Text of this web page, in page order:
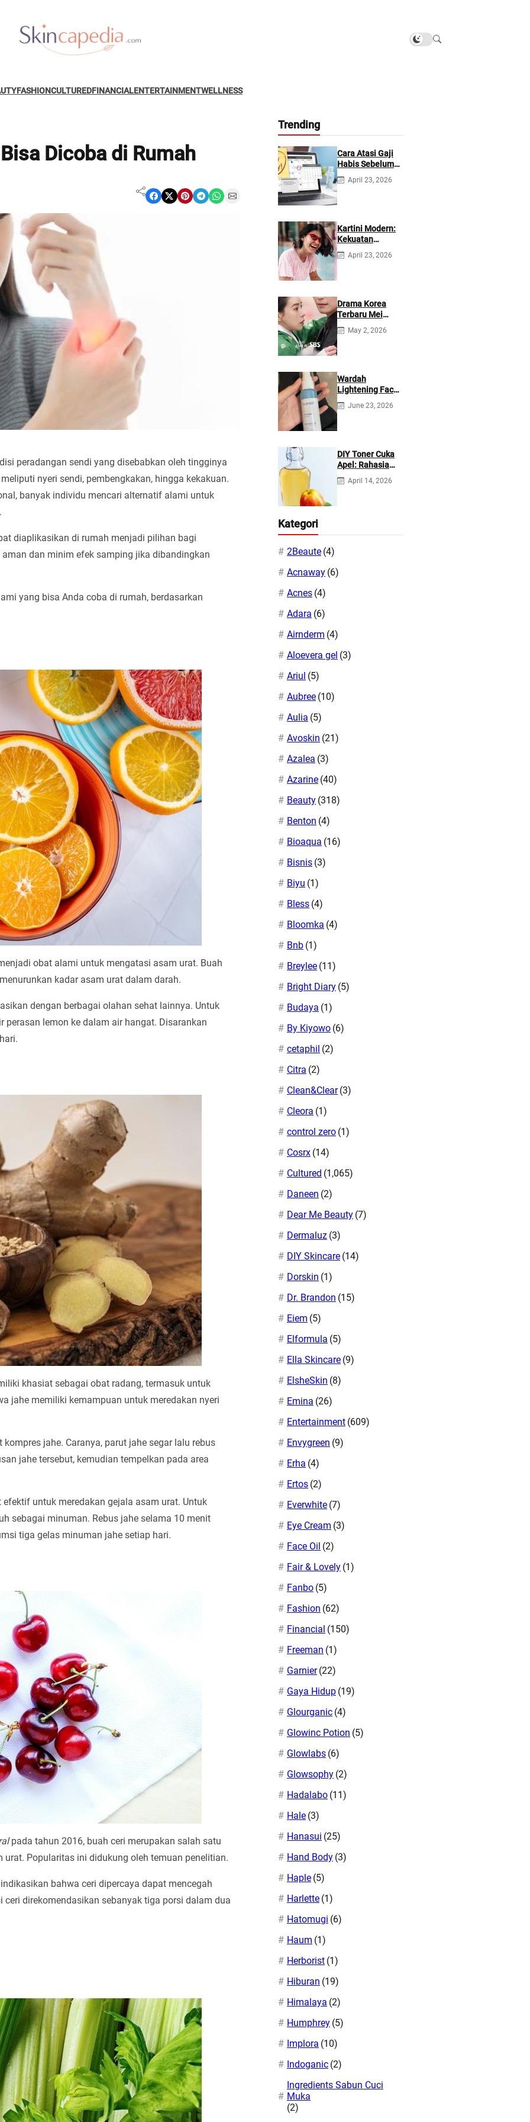
FASHIONCULTUREDFINANCIALENTERTAINMENTWELLNESS
Dicoba di Rumah
Share on Facebook Share on X Share on Pinterest Share on Telegram Share on WhatsApp Share on Email
peradangan sendi yang disebabkan oleh tingginya
nyeri sendi, pembengkakan, hingga kekakuan.
banyak individu mencari alternatif alami untuk
diaplikasikan di rumah menjadi pilihan bagi
dan minim efek samping jika dibandingkan
yang bisa Anda coba di rumah, berdasarkan
obat alami untuk mengatasi asam urat. Buah
kadar asam urat dalam darah.
dengan berbagai olahan sehat lainnya. Untuk
lemon ke dalam air hangat. Disarankan
khasiat sebagai obat radang, termasuk untuk
jahe memiliki kemampuan untuk meredakan nyeri
jahe. Caranya, parut jahe segar lalu rebus
jahe tersebut, kemudian tempelkan pada area
untuk meredakan gejala asam urat. Untuk
sebagai minuman. Rebus jahe selama 10 menit
tiga gelas minuman jahe setiap hari.
pada tahun 2016, buah ceri merupakan salah satu
Popularitas ini didukung oleh temuan penelitian.
bahwa ceri dipercaya dapat mencegah
direkomendasikan sebanyak tiga porsi dalam dua
Trending
Cara Atasi Gaji
Habis Sebelum
Gajian
Berikutnya
April 23, 2026
Kartini Modern:
Kekuatan
Berevolusi &
Rawat Diri
April 23, 2026
Drama Korea
Terbaru Mei
2026: Mana yang
Tayang di
May 2, 2026
Wardah
Lightening Face
Mist: Cek
Ingredients &
June 23, 2026
DIY Toner Cuka
Apel: Rahasia
Jerawat Kempes
dalam 2 Hari!
April 14, 2026
Kategori
2Beaute (4)
Acnaway (6)
Acnes (4)
Adara (6)
Airnderm (4)
Aloevera gel (3)
Ariul (5)
Aubree (10)
Aulia (5)
Avoskin (21)
Azalea (3)
Azarine (40)
Beauty (318)
Benton (4)
Bioaqua (16)
Bisnis (3)
Biyu (1)
Bless (4)
Bloomka (4)
Bnb (1)
Breylee (11)
Bright Diary (5)
Budaya (1)
By Kiyowo (6)
cetaphil (2)
Citra (2)
Clean&Clear (3)
Cleora (1)
control zero (1)
Cosrx (14)
Cultured (1,065)
Daneen (2)
Dear Me Beauty (7)
Dermaluz (3)
DIY Skincare (14)
Dorskin (1)
Dr. Brandon (15)
Eiem (5)
Elformula (5)
Ella Skincare (9)
ElsheSkin (8)
Emina (26)
Entertainment (609)
Envygreen (9)
Erha (4)
Ertos (2)
Everwhite (7)
Eye Cream (3)
Face Oil (2)
Fair & Lovely (1)
Fanbo (5)
Fashion (62)
Financial (150)
Freeman (1)
Garnier (22)
Gaya Hidup (19)
Glourganic (4)
Glowinc Potion (5)
Glowlabs (6)
Glowsophy (2)
Hadalabo (11)
Hale (3)
Hanasui (25)
Hand Body (3)
Haple (5)
Harlette (1)
Hatomugi (6)
Haum (1)
Herborist (1)
Hiburan (19)
Himalaya (2)
Humphrey (5)
Implora (10)
Indoganic (2)
Ingredients Sabun Cuci
Muka
(2)